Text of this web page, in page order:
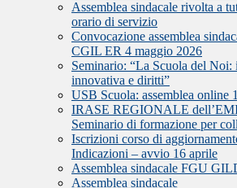
Assemblea sindacale rivolta a
orario di servizio
Convocazione assemblea
CGIL ER 4 maggio 2026
Seminario: “La Scuola del Noi:
innovativa e diritti”
USB Scuola: assemblea online
IRASE REGIONALE
Seminario di formazione per
Iscrizioni corso di
Indicazioni – avvio 16 aprile
Assemblea sindacale FGU
Assemblea sindacale